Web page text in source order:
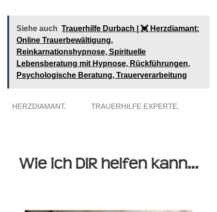
Siehe auch Trauerhilfe Durbach | 💓️️ Herzdiamant:
Online Trauerbewältigung,
Reinkarnationshypnose, Spirituelle
Lebensberatung mit Hypnose, Rückführungen,
Psychologische Beratung, Trauerverarbeitung
HERZDIAMANT. TRAUERHILFE EXPERTE.